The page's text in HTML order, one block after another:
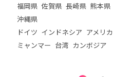
福岡県 佐賀県 長崎県 熊本県
沖縄県
ドイツ インドネシア アメリカ
ミャンマー 台湾 カンボジア